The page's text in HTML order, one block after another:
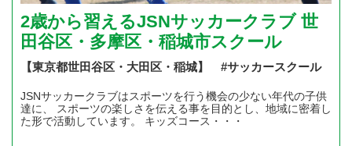
2歳から習えるJSNサッカークラブ 世
田谷区・多摩区・稲城市スクール
【東京都世田谷区・大田区・稲城】 #サッカースクール
JSNサッカークラブはスポーツを行う機会の少ない年代の子供
達に、 スポーツの楽しさを伝える事を目的とし、地域に密着し
た形で活動しています。 キッズコース・・・